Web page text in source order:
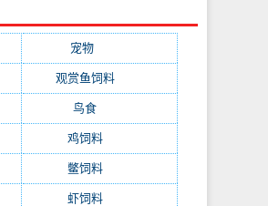
旗舰店仅售32.9元)
宠物(1231)
观赏鱼饲料(358)
鸟食
鸡饲料(158)
鳖饲料(153)
虾饲料(146)